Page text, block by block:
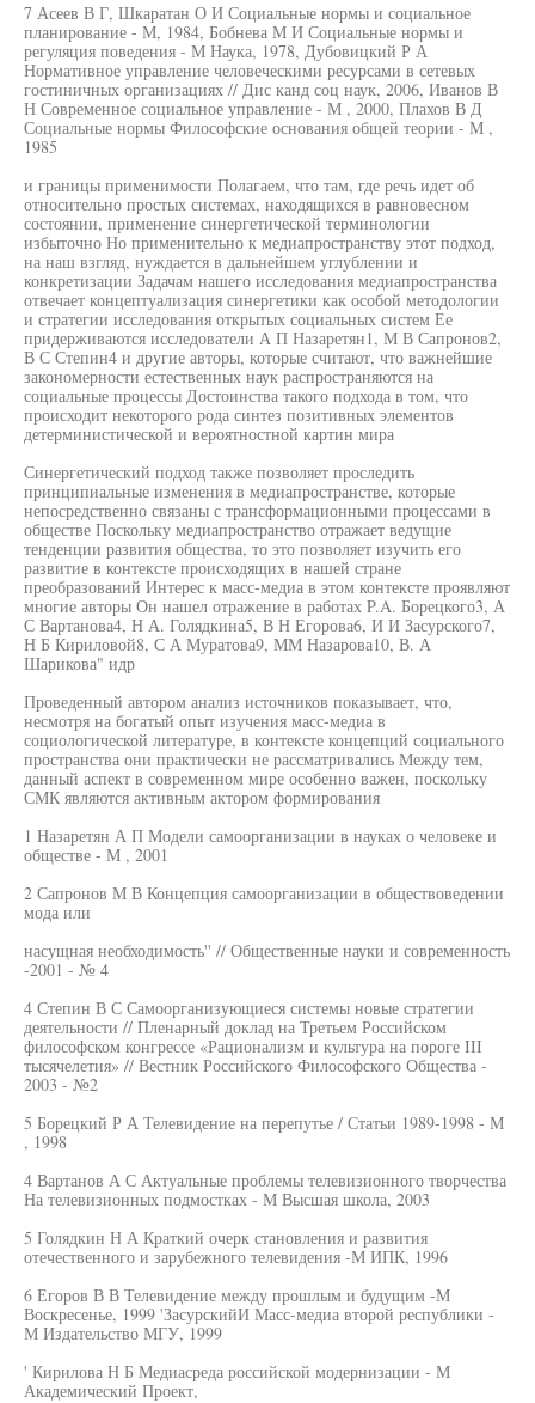
7 Асеев В Г, Шкаратан О И Социальные нормы и социальное
планирование - М, 1984, Бобнева М И Социальные нормы и
регуляция поведения - М Наука, 1978, Дубовицкий Р А
Нормативное управление человеческими ресурсами в сетевых
гостиничных организациях // Дис канд соц наук, 2006, Иванов В
Н Современное социальное управление - М , 2000, Плахов В Д
Социальные нормы Философские основания общей теории - М ,
1985
и границы применимости Полагаем, что там, где речь идет об
относительно простых системах, находящихся в равновесном
состоянии, применение синергетической терминологии
избыточно Но применительно к медиапространству этот подход,
на наш взгляд, нуждается в дальнейшем углублении и
конкретизации Задачам нашего исследования медиапространства
отвечает концептуализация синергетики как особой методологии
и стратегии исследования открытых социальных систем Ее
придерживаются исследователи А П Назаретян1, М В Сапронов2,
В С Степин4 и другие авторы, которые считают, что важнейшие
закономерности естественных наук распространяются на
социальные процессы Достоинства такого подхода в том, что
происходит некоторого рода синтез позитивных элементов
детерминистической и вероятностной картин мира
Синергетический подход также позволяет проследить
принципиальные изменения в медиапространстве, которые
непосредственно связаны с трансформационными процессами в
обществе Поскольку медиапространство отражает ведущие
тенденции развития общества, то это позволяет изучить его
развитие в контексте происходящих в нашей стране
преобразований Интерес к масс-медиа в этом контексте проявляют
многие авторы Он нашел отражение в работах P.A. Борецкого3, А
С Вартанова4, Н А. Голядкина5, В Н Егорова6, И И Засурского7,
Н Б Кириловой8, С А Муратова9, ММ Назарова10, В. А
Шарикова" идр
Проведенный автором анализ источников показывает, что,
несмотря на богатый опыт изучения масс-медиа в
социологической литературе, в контексте концепций социального
пространства они практически не рассматривались Между тем,
данный аспект в современном мире особенно важен, поскольку
СМК являются активным актором формирования
1 Назаретян А П Модели самоорганизации в науках о человеке и
обществе - М , 2001
2 Сапронов М В Концепция самоорганизации в обществоведении
мода или
насущная необходимость'' // Общественные науки и современность
-2001 - № 4
4 Степин В С Самоорганизующиеся системы новые стратегии
деятельности // Пленарный доклад на Третьем Российском
философском конгрессе «Рационализм и культура на пороге III
тысячелетия» // Вестник Российского Философского Общества -
2003 - №2
5 Борецкий Р А Телевидение на перепутье / Статьи 1989-1998 - М
, 1998
4 Вартанов А С Актуальные проблемы телевизионного творчества
На телевизионных подмостках - М Высшая школа, 2003
5 Голядкин Н А Краткий очерк становления и развития
отечественного и зарубежного телевидения -М ИПК, 1996
6 Егоров В В Телевидение между прошлым и будущим -М
Воскресенье, 1999 'ЗасурскийИ Масс-медиа второй республики -
М Издательство МГУ, 1999
' Кирилова Н Б Медиасреда российской модернизации - М
Академический Проект,